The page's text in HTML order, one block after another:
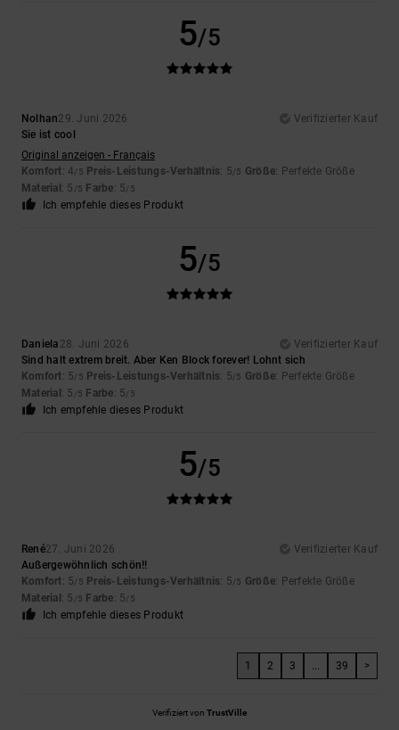
5/5
Nolhan29. Juni 2026
Verifizierter Kauf
Sie ist cool
Original anzeigen - Français
Komfort: 4/5 Preis-Leistungs-Verhältnis: 5/5 Größe: Perfekte Größe
Material : 5 /5 Farbe: 5/5
Ich empfehle dieses Produkt
5/5
Daniela 28. Juni 2026
Verifizierter Kauf
Sind halt extrem breit. Aber Ken Block forever! Lohnt sich
Komfort: 5/5 Preis-Leistungs-Verhältnis: 5/5 Größe: Perfekte Größe
Material : 5 /5 Farbe: 5/5
Ich empfehle dieses Produkt
5/5
René27. Juni 2026
Verifizierter Kauf
Außergewöhnlich schön!!
Komfort: 5/5 Preis-Leistungs-Verhältnis: 5/5 Größe: Perfekte Größe
Material : 5 /5 Farbe: 5/5
Ich empfehle dieses Produkt
1 2 3 ... 39 >
Verifiziert von TrustVille